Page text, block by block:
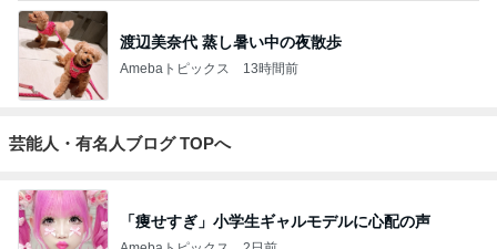
渡辺美奈代 蒸し暑い中の夜散歩
Amebaトピックス 13時間前
芸能人・有名人ブログ TOPへ
「痩せすぎ」小学生ギャルモデルに心配の声